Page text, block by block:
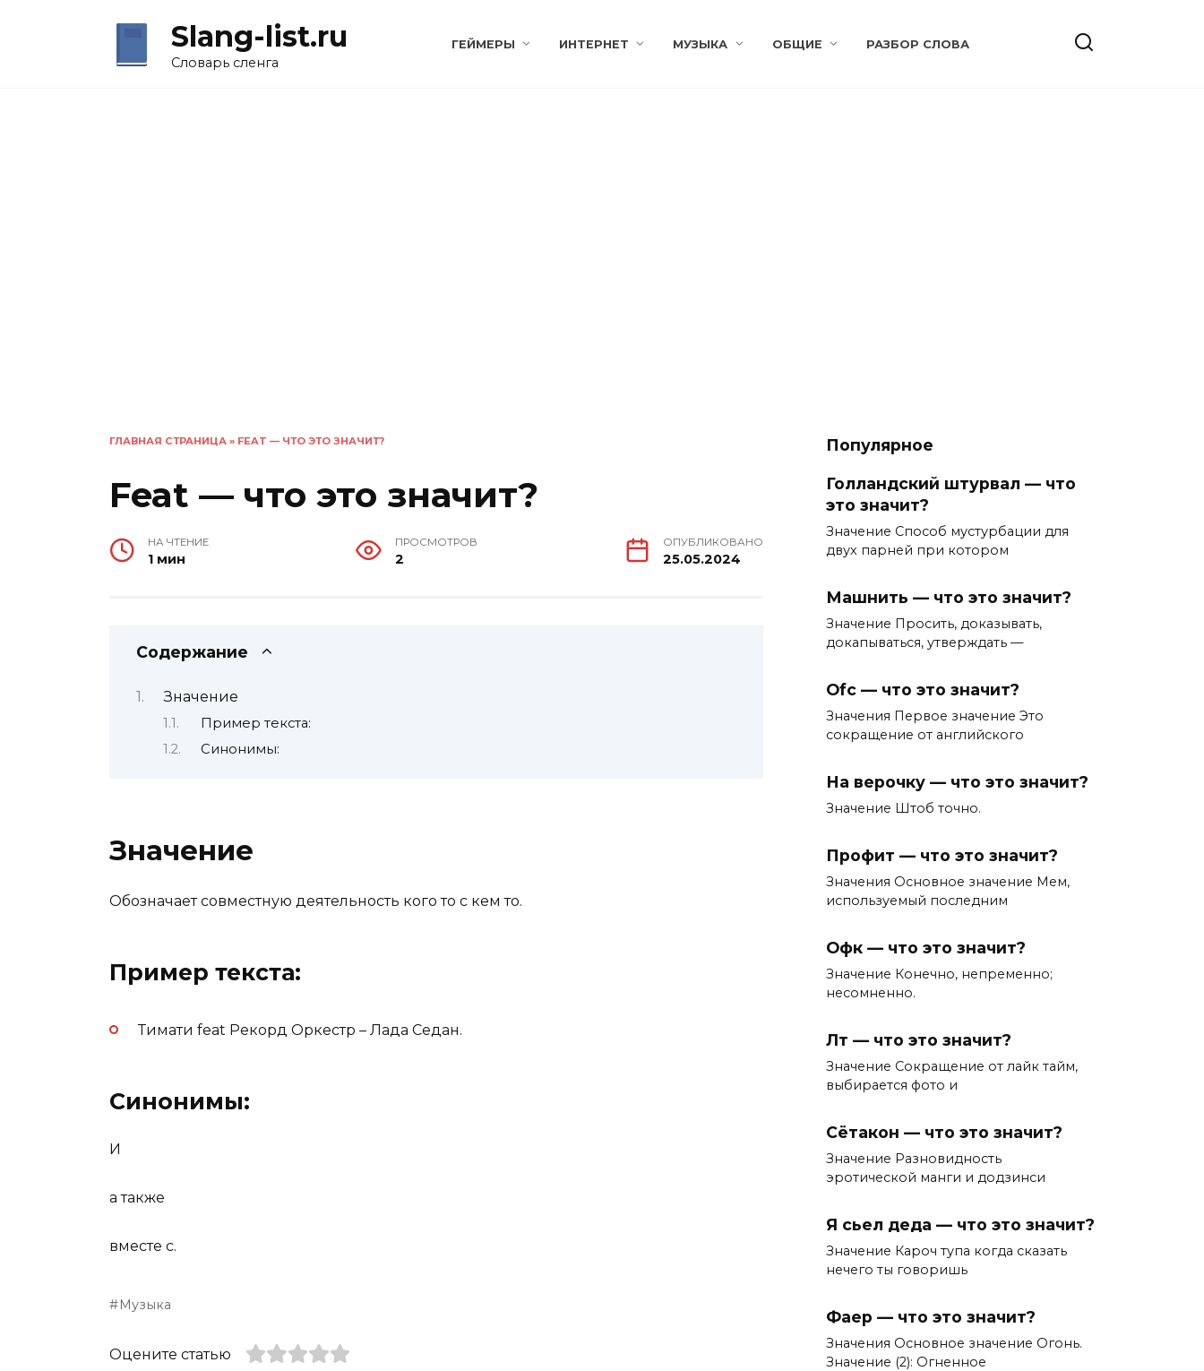
Slang-list.ru
Словарь сленга
ГЕЙМЕРЫ ИНТЕРНЕТ МУЗЫКА ОБЩИЕ РАЗБОР СЛОВА
ГЛАВНАЯ СТРАНИЦА » FEAT — ЧТО ЭТО ЗНАЧИТ?
Feat — что это значит?
НА ЧТЕНИЕ
1 мин
ПРОСМОТРОВ
2
ОПУБЛИКОВАНО
25.05.2024
Содержание
Значение
Пример текста:
Синонимы:
Значение
Обозначает совместную деятельность кого то с кем то.
Пример текста:
Тимати feat Рекорд Оркестр – Лада Седан.
Синонимы:
И
а также
вместе с.
Музыка
Оцените статью
Популярное
Голландский штурвал — что
это значит?
Значение Способ мустурбации для
двух парней при котором
Машнить — что это значит?
Значение Просить, доказывать,
докапываться, утверждать —
Ofc — что это значит?
Значения Первое значение Это
сокращение от английского
На верочку — что это значит?
Значение Штоб точно.
Профит — что это значит?
Значения Основное значение Мем,
используемый последним
Офк — что это значит?
Значение Конечно, непременно;
несомненно.
Лт — что это значит?
Значение Сокращение от лайк тайм,
выбирается фото и
Сётакон — что это значит?
Значение Разновидность
эротической манги и додзинси
Я сьел деда — что это значит?
Значение Кароч тупа когда сказать
нечего ты говоришь
Фаер — что это значит?
Значения Основное значение Огонь.
Значение (2): Огненное